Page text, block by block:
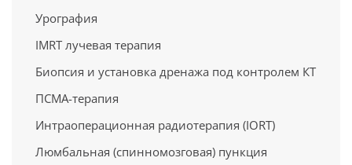
Урография
IMRT лучевая терапия
Биопсия и установка дренажа под контролем КТ
ПСМА-терапия
Интраоперационная радиотерапия (IORT)
Люмбальная (спинномозговая) пункция